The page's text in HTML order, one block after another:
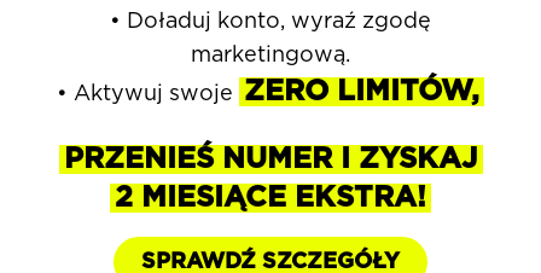
• Doładuj konto, wyraź zgodę
marketingową.
• Aktywuj swoje
ZERO LIMITÓW,
PRZENIEŚ NUMER I ZYSKAJ
2 MIESIĄCE EKSTRA!
SPRAWDŹ SZCZEGÓŁY